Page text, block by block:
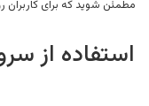
مطمئن شوید که برای